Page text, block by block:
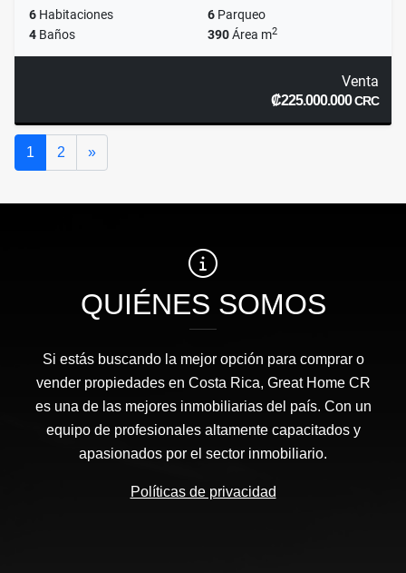
6 Habitaciones 6 Parqueo
4 Baños 390Área m2
Venta
₡225.000.000CRC
1 2 »Siguiente
QUIÉNES SOMOS
Si estás buscando la mejor opción para comprar o
vender propiedades en Costa Rica, Great Home CR
es una de las mejores inmobiliarias del país. Con un
equipo de profesionales altamente capacitados y
apasionados por el sector inmobiliario.
Políticas de privacidad